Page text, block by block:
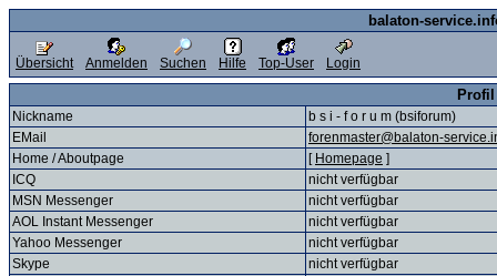
balaton-
Übersicht Anmelden Suchen Hilfe Top-User Login
Nickname
b s i - f o r u m (bsiforum)
EMail
forenmaster@balaton-
Home / Aboutpage
[ Homepage ]
ICQ
nicht verfügbar
MSN Messenger
nicht verfügbar
AOL Instant Messenger
nicht verfügbar
Yahoo Messenger
nicht verfügbar
Skype
nicht verfügbar